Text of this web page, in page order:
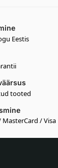
Eestis
tooted
/ Visa